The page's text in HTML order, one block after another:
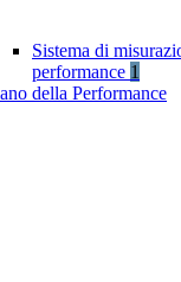
Sistema di
performance 1
della Performance